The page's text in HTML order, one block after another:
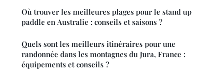
Où trouver les meilleures plages pour le stand up
paddle en Australie : conseils et saisons ?
Quels sont les meilleurs itinéraires pour une
randonnée dans les montagnes du Jura, France :
équipements et conseils ?